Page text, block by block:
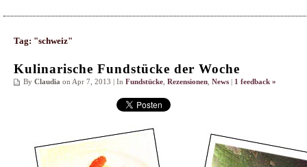
Tag: "schweiz"
Kulinarische Fundstücke der Woche
By Claudia on Apr 7, 2013 | In Fundstücke Rezensionen News 1 feedback »